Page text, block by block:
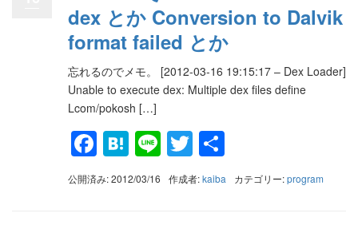
dex とか Conversion to Dalvik
format failed とか
忘れるのでメモ。 [2012-03-16 19:15:17 – Dex Loader]
Unable to execute dex: Multiple dex files define
Lcom/pokosh […]
Facebook
Hatena
LineTwitter
有
公開済み: 2012/03/16 作成者:kaiba カテゴリー:program